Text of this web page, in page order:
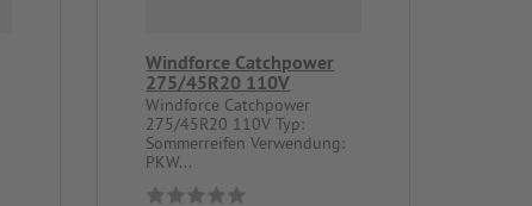
Windforce Catchpower
275/45R20 110V
Windforce Catchpower
275/45R20 110V Typ:
Sommerreifen Verwendung:
PKW...